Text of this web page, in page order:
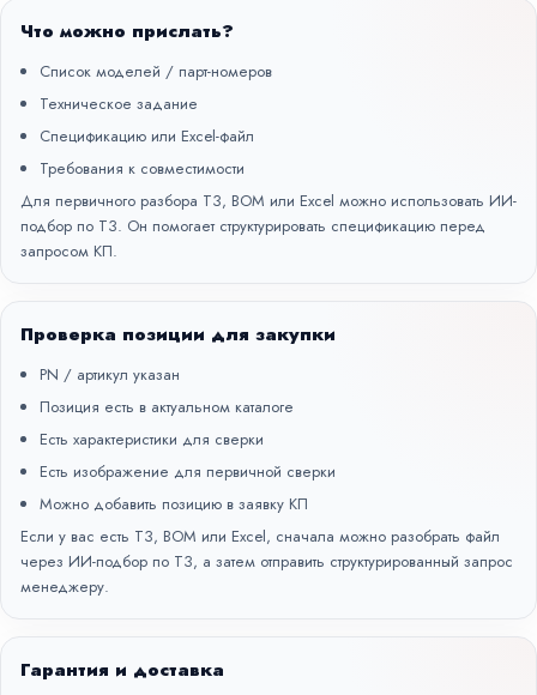
Что можно прислать?
Список моделей / парт-номеров
Техническое задание
Спецификацию или Excel-файл
Требования к совместимости
Для первичного разбора ТЗ, BOM или Excel можно использовать ИИ-
подбор по ТЗ. Он помогает структурировать спецификацию перед
запросом КП.
Проверка позиции для закупки
PN / артикул указан
Позиция есть в актуальном каталоге
Есть характеристики для сверки
Есть изображение для первичной сверки
Можно добавить позицию в заявку КП
Если у вас есть ТЗ, BOM или Excel, сначала можно разобрать файл
через ИИ-подбор по ТЗ, а затем отправить структурированный запрос
менеджеру.
Гарантия и доставка